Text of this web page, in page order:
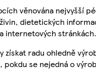
věnována nejvyšší
dietetických
internetových stránkách.
radu ohledně
se nejedná o